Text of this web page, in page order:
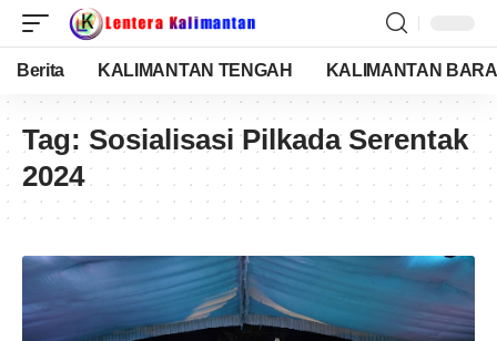
Berita KALIMANTAN TENGAH KALIMANTAN
Tag: Sosialisasi Pilkada Serentak
2024